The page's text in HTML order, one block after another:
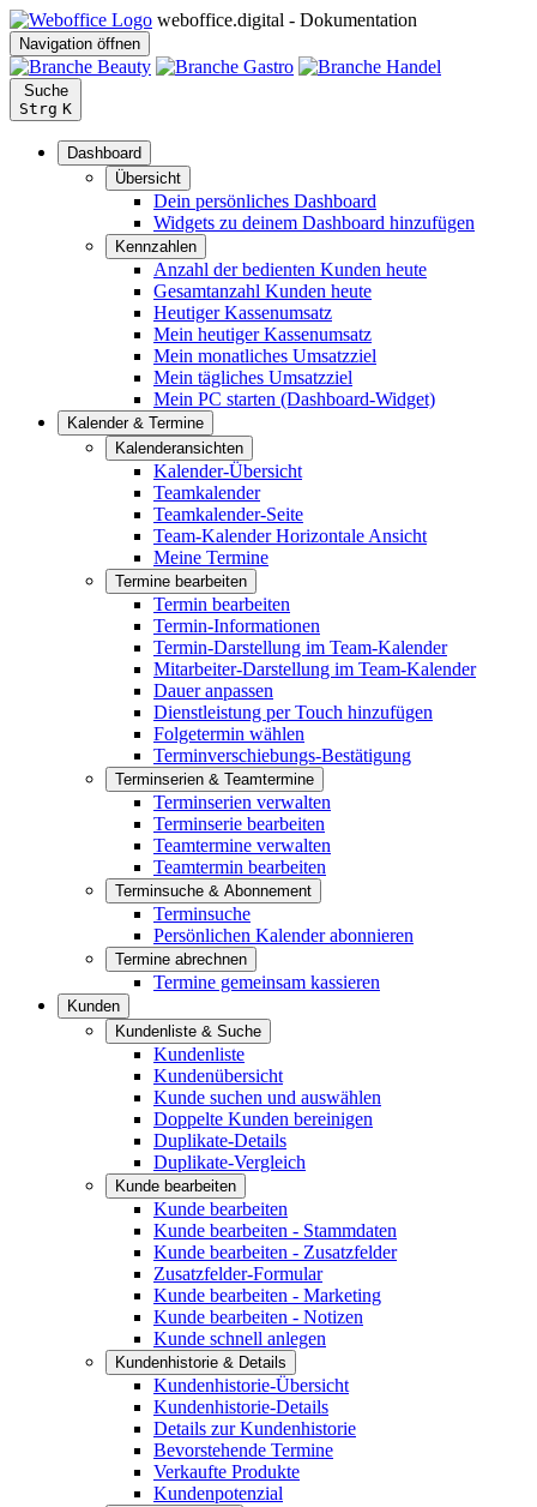
weboffice.digital - Dokumentation
Navigation öffnen
Suche
Strg K
Dashboard
Übersicht
Dein persönliches Dashboard
Widgets zu deinem Dashboard hinzufügen
Kennzahlen
Anzahl der bedienten Kunden heute
Gesamtanzahl Kunden heute
Heutiger Kassenumsatz
Mein heutiger Kassenumsatz
Mein monatliches Umsatzziel
Mein tägliches Umsatzziel
Mein PC starten (Dashboard-Widget)
Kalender & Termine
Kalenderansichten
Kalender-Übersicht
Teamkalender
Teamkalender-Seite
Team-Kalender Horizontale Ansicht
Meine Termine
Termine bearbeiten
Termin bearbeiten
Termin-Informationen
Termin-Darstellung im Team-Kalender
Mitarbeiter-Darstellung im Team-Kalender
Dauer anpassen
Dienstleistung per Touch hinzufügen
Folgetermin wählen
Terminverschiebungs-Bestätigung
Terminserien & Teamtermine
Terminserien verwalten
Terminserie bearbeiten
Teamtermine verwalten
Teamtermin bearbeiten
Terminsuche & Abonnement
Terminsuche
Persönlichen Kalender abonnieren
Termine abrechnen
Termine gemeinsam kassieren
Kunden
Kundenliste & Suche
Kundenliste
Kundenübersicht
Kunde suchen und auswählen
Doppelte Kunden bereinigen
Duplikate-Details
Duplikate-Vergleich
Kunde bearbeiten
Kunde bearbeiten
Kunde bearbeiten - Stammdaten
Kunde bearbeiten - Zusatzfelder
Zusatzfelder-Formular
Kunde bearbeiten - Marketing
Kunde bearbeiten - Notizen
Kunde schnell anlegen
Kundenhistorie & Details
Kundenhistorie-Übersicht
Kundenhistorie-Details
Details zur Kundenhistorie
Bevorstehende Termine
Verkaufte Produkte
Kundenpotenzial